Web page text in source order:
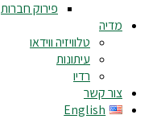
פירוק חברות
מדיה
טלוויזיה ווידאו
עיתונות
רדיו
צור קשר
English